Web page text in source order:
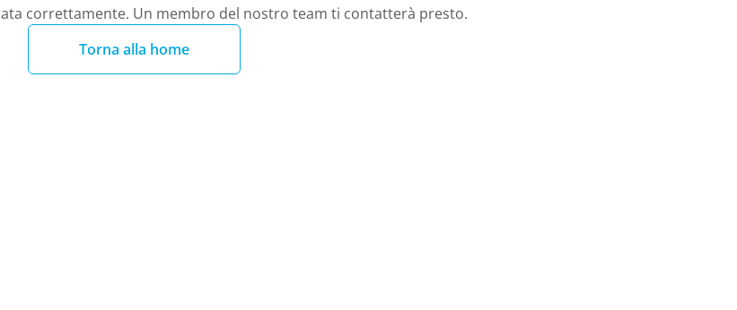
correttamente. Un membro del nostro team ti contatterà presto.
Torna alla home